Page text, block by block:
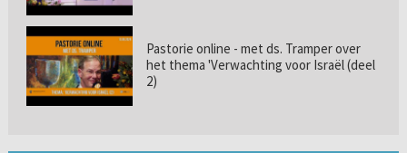
Pastorie online - met ds. Tramper over
het thema 'Verwachting voor Israël (deel
2)